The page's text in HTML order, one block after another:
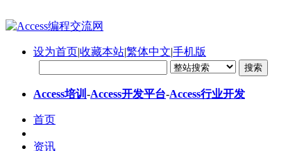
设为首页|收藏本站|繁体中文|手机版
Access培训 -Access开发平台-Access行业开发
首页
资讯